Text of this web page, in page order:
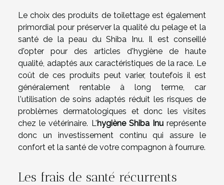
Le choix des produits de toilettage est également
primordial pour préserver la qualité du pelage et la
santé de la peau du Shiba Inu. Il est conseillé
d'opter pour des articles d'hygiène de haute
qualité, adaptés aux caractéristiques de la race. Le
coût de ces produits peut varier, toutefois il est
généralement rentable à long terme, car
l'utilisation de soins adaptés réduit les risques de
problèmes dermatologiques et donc les visites
chez le vétérinaire. L'hygiène Shiba Inureprésente
donc un investissement continu qui assure le
confort et la santé de votre compagnon à fourrure.
Les frais de santé récurrents